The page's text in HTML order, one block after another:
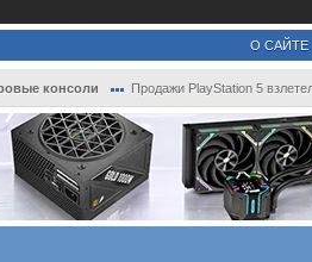
О САЙТЕ
консоли Продажи PlayStation 5